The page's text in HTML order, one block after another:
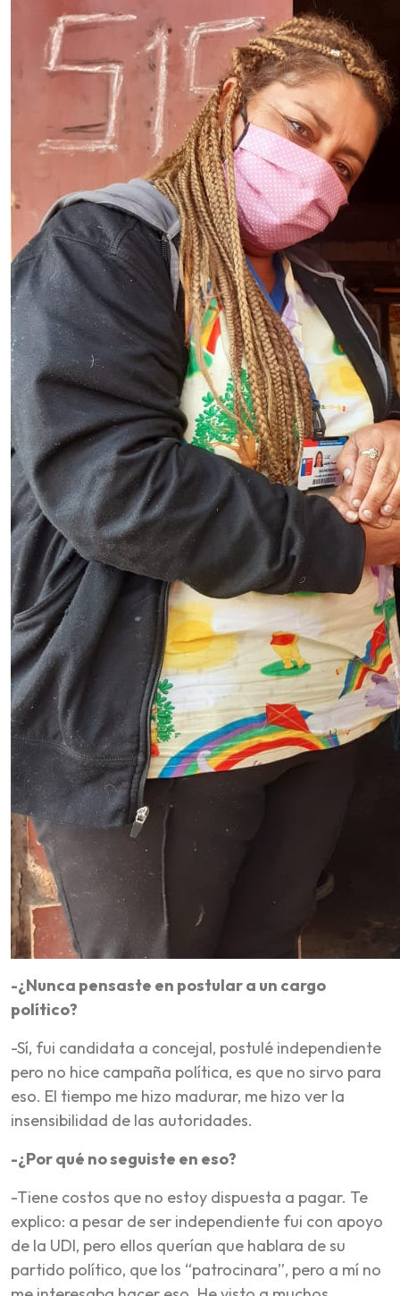
-¿Nunca pensaste en postular a un cargo
político?
-Sí, fui candidata a concejal, postulé independiente
pero no hice campaña política, es que no sirvo para
eso. El tiempo me hizo madurar, me hizo ver la
insensibilidad de las autoridades.
-¿Por qué no seguiste en eso?
-Tiene costos que no estoy dispuesta a pagar. Te
explico: a pesar de ser independiente fui con apoyo
de la UDI, pero ellos querían que hablara de su
partido político, que los “patrocinara”, pero a mí no